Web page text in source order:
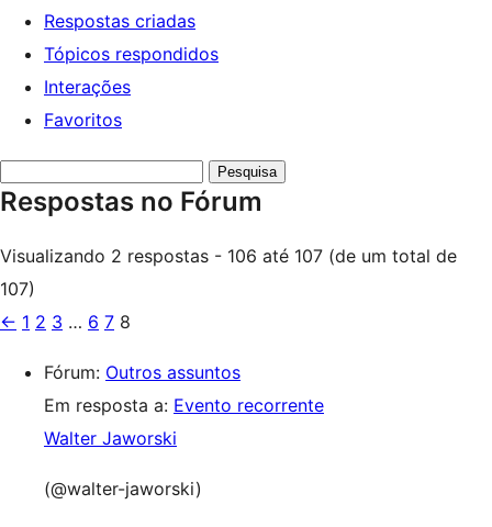
Respostas criadas
Tópicos respondidos
Interações
Favoritos
respostas:
Respostas no Fórum
Visualizando 2 respostas - 106 até 107 (de um total de
107)
← 1 2 3 … 6 7 8
Fórum: Outros assuntos
Em resposta a: Evento recorrente
Walter Jaworski
(@walter-jaworski)